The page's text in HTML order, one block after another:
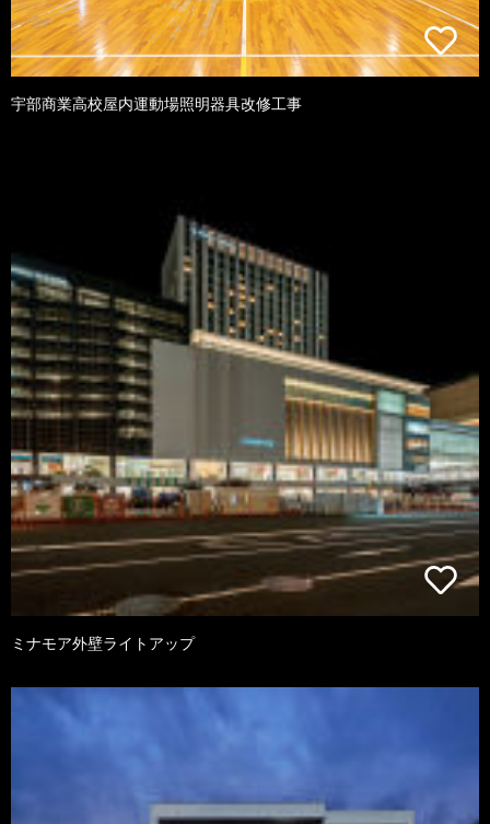
宇部商業高校屋内運動場照明器具改修工事
ミナモア外壁ライトアップ